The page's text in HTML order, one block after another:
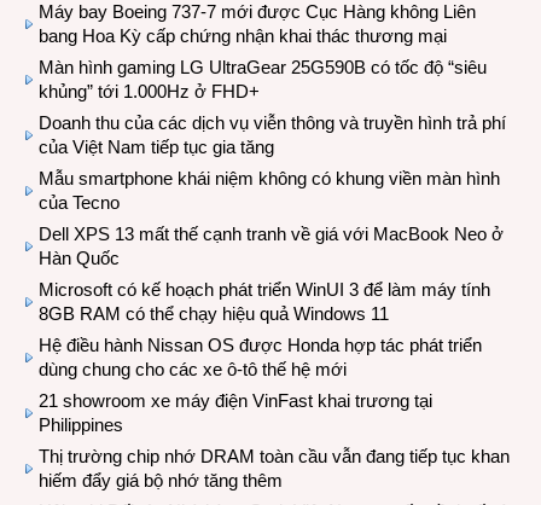
Máy bay Boeing 737-7 mới được Cục Hàng không Liên
bang Hoa Kỳ cấp chứng nhận khai thác thương mại
Màn hình gaming LG UltraGear 25G590B có tốc độ “siêu
khủng” tới 1.000Hz ở FHD+
Doanh thu của các dịch vụ viễn thông và truyền hình trả phí
của Việt Nam tiếp tục gia tăng
Mẫu smartphone khái niệm không có khung viền màn hình
của Tecno
Dell XPS 13 mất thế cạnh tranh về giá với MacBook Neo ở
Hàn Quốc
Microsoft có kế hoạch phát triển WinUI 3 để làm máy tính
8GB RAM có thể chạy hiệu quả Windows 11
Hệ điều hành Nissan OS được Honda hợp tác phát triển
dùng chung cho các xe ô-tô thế hệ mới
21 showroom xe máy điện VinFast khai trương tại
Philippines
Thị trường chip nhớ DRAM toàn cầu vẫn đang tiếp tục khan
hiếm đẩy giá bộ nhớ tăng thêm